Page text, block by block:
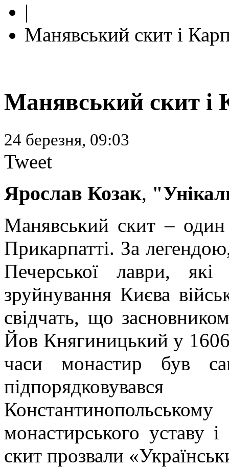
|
Манявський скит і
Манявський скит і
24 березня, 09:03
Tweet
Ярослав Козак,
Манявський скит – один
Прикарпатті. За
Печерської лаври,
зруйнування Києва
свідчать, що
Йов Княгиницький у 1606
часи монастир був
монастирського уставу
скит прозвали